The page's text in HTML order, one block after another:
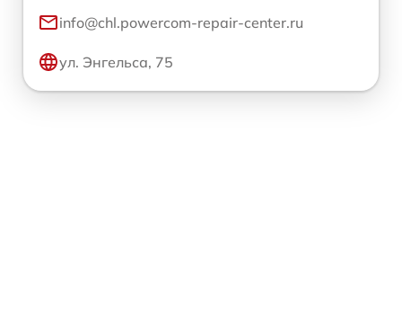
info@chl.powercom-repair-center.ru
ул. Энгельса, 75